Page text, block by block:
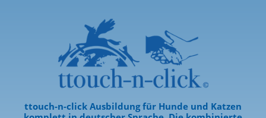
ttouch-n-click Ausbildung für Hunde und Katzen